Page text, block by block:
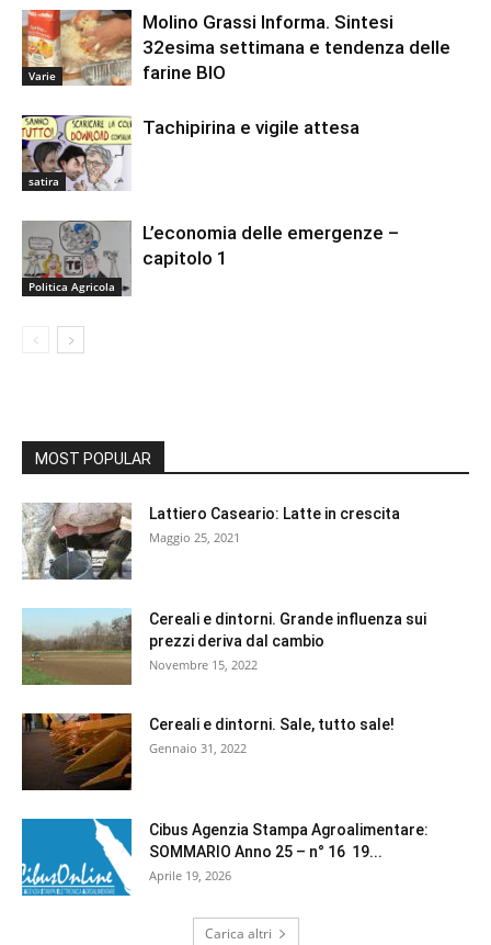
Varie
Molino Grassi Informa. Sintesi
32esima settimana e tendenza delle
farine BIO
satira
Tachipirina e vigile attesa
Politica Agricola
L’economia delle emergenze –
capitolo 1
MOST POPULAR
Lattiero Caseario: Latte in crescita
Maggio 25, 2021
Cereali e dintorni. Grande influenza sui
prezzi deriva dal cambio
Novembre 15, 2022
Cereali e dintorni. Sale, tutto sale!
Gennaio 31, 2022
Cibus Agenzia Stampa Agroalimentare:
SOMMARIO Anno 25 – n° 16 19...
Aprile 19, 2026
Carica altri